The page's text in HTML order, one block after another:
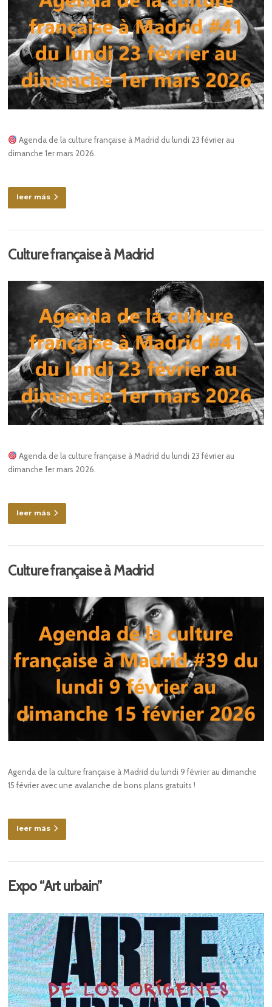
Agenda de la culture française à Madrid du lundi 23 février au
dimanche 1er mars 2026.
leer más
Culture française à Madrid
Agenda de la culture française à Madrid du lundi 23 février au
dimanche 1er mars 2026.
leer más
Culture française à Madrid
Agenda de la culture française à Madrid du lundi 9 février au dimanche
15 février avec une avalanche de bons plans gratuits !
leer más
Expo “Art urbain”